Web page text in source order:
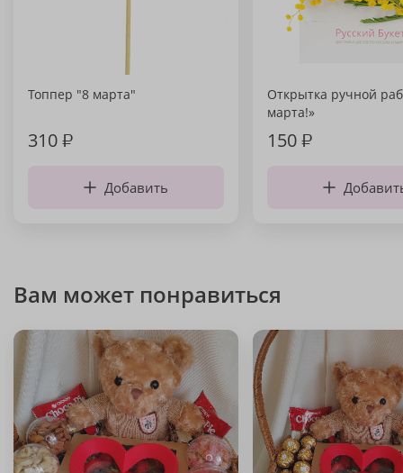
Топпер "8 марта"
310₽
Добавить
Открытка ручной
марта!»
150₽
Вам может понравиться